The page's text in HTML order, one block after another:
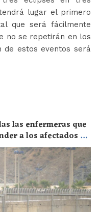
lugar el primero
que será fácilmente
no se repetirán en los
de estos eventos será
las enfermeras que
a los afectados de